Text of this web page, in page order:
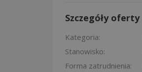
Szczegóły oferty
Kategoria:
Stanowisko:
Forma zatrudnienia: